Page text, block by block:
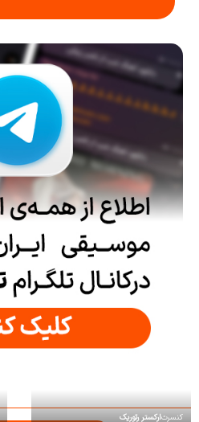
کنسرتارکستر رتوریک